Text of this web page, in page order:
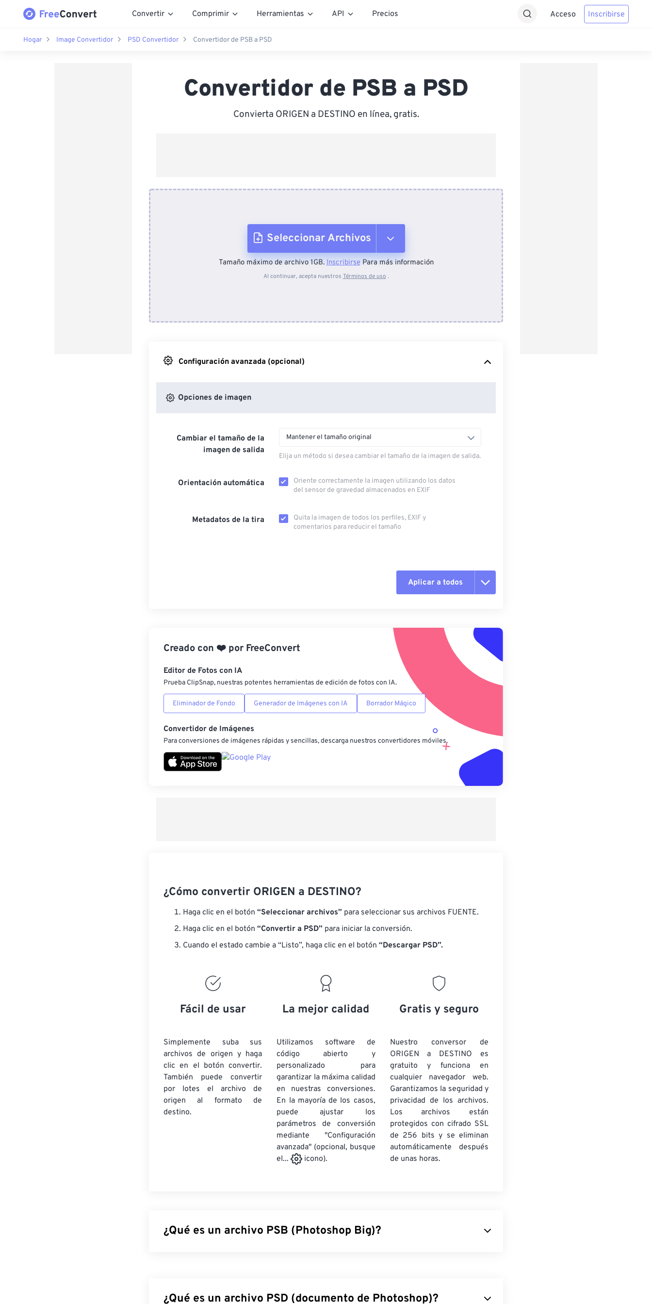
Convertir Comprimir Herramientas API Precios Acceso Inscribirse
Hogar Image Convertidor PSD Convertidor Convertidor de PSB a PSD
Convertidor de PSB a PSD
Convierta ORIGEN a DESTINO en línea, gratis.
Seleccionar Archivos
Desde el dispositivo
Tamaño máximo de archivo 1GB.InscribirsePara más información
Al continuar, acepta nuestros Términos de uso .
Configuración avanzada (opcional)
Opciones de imagen
Cambiar el tamaño de la
imagen de salida
Mantener el tamaño original
Elija un método si desea cambiar el tamaño de la imagen de salida.
Orientación automática
Oriente correctamente la imagen utilizando los datos
del sensor de gravedad almacenados en EXIF
Metadatos de la tira
Quita la imagen de todos los perfiles, EXIF ​​y
comentarios para reducir el tamaño
Aplicar a todos
Aplicar desde el ajuste preestablecido
Guardar como preestablecido
Creado con ❤️ por FreeConvert
Editor de Fotos con IA
Prueba ClipSnap, nuestras potentes herramientas de edición de fotos con IA.
Eliminador de Fondo Generador de Imágenes con IA Borrador Mágico
Convertidor de Imágenes
Para conversiones de imágenes rápidas y sencillas, descarga nuestros convertidores móviles.
¿Cómo convertir ORIGEN a DESTINO?
Haga clic en el botón “Seleccionar archivos” para seleccionar sus archivos FUENTE.
Haga clic en el botón “Convertir a PSD” para iniciar la conversión.
Cuando el estado cambie a “Listo”, haga clic en el botón “Descargar PSD”.
Fácil de usar
Simplemente suba sus
archivos de origen y haga
clic en el botón convertir.
También puede convertir
por lotesel archivo de
origen al formato de
destino.
La mejor calidad
Utilizamos software de
código abierto y
personalizado para
garantizar la máxima calidad
en nuestras conversiones.
En la mayoría de los casos,
puede ajustar los
parámetros de conversión
mediante "Configuración
avanzada" (opcional, busque
el...
icono).
Gratis y seguro
Nuestro conversor de
ORIGEN a DESTINO es
gratuito y funciona en
cualquier navegador web.
Garantizamos la seguridad y
privacidad de los archivos.
Los archivos están
protegidos con cifrado SSL
de 256 bits y se eliminan
automáticamente después
de unas horas.
¿Qué es un archivo PSB (Photoshop Big)?
hasta 300 000 píxeles, mientras que los archivos PSD están limitados a 30 000. Los archivos
¿Qué es un archivo PSD (documento de Photoshop)?